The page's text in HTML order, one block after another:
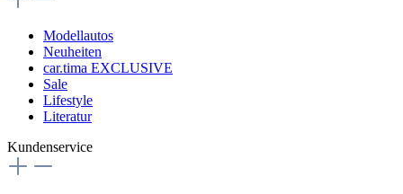
Modellautos
Neuheiten
car.tima EXCLUSIVE
Sale
Lifestyle
Literatur
Kundenservice